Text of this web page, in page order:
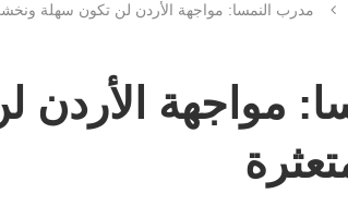
مدرب النمسا: مواجهة الأردن لن تكون سهلة
مواجهة